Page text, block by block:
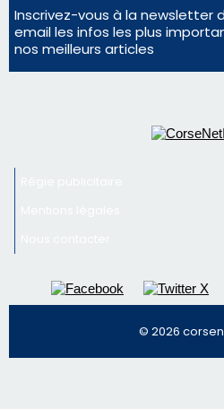
Inscrivez-vous à la newsletter
email les infos les plus
nos meilleurs articles
© 2026